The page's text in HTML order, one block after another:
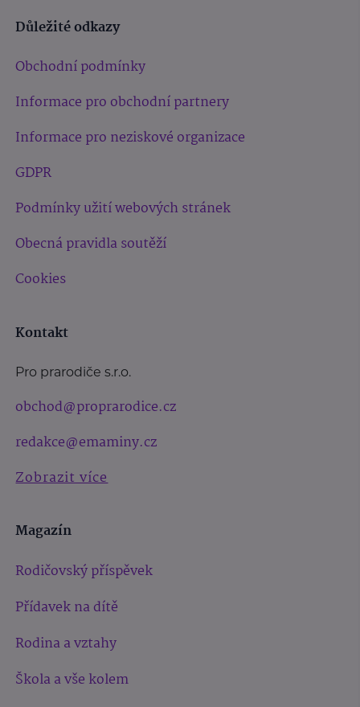
Důležité odkazy
Obchodní podmínky
Informace pro obchodní partnery
Informace pro neziskové organizace
GDPR
Podmínky užití webových stránek
Obecná pravidla soutěží
Cookies
Kontakt
Pro prarodiče s.r.o.
obchod@proprarodice.cz
redakce@emaminy.cz
Zobrazit více
Magazín
Rodičovský příspěvek
Přídavek na dítě
Rodina a vztahy
Škola a vše kolem